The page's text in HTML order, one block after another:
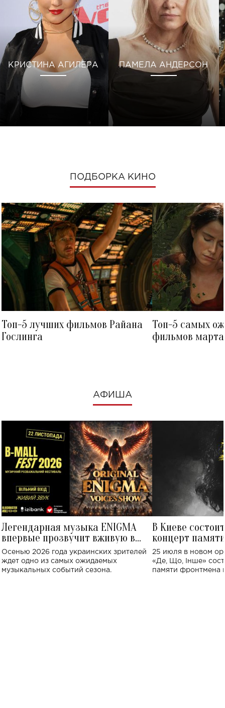
КРИСТИНА АГИЛЕРА ПАМЕЛА АНДЕРСОН
ПОДБОРКА КИНО
Топ-5 лучших фильмов Райана
Гослинга
Топ-5 самых
фильмов
АФИША
Легендарная музыка ENIGMA
впервые прозвучит вживую в
Украине: где состоится концерт
Осенью 2026 года украинских зрителей
ждет одно из самых ожидаемых
музыкальных событий сезона.
В Киеве
концерт
Клименко:
исполнят песни
25 июля в новом
«Де, Що, Інше»
памяти фронтмена